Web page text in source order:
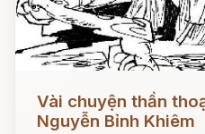
Vài chuyện thần
Nguyễn Bỉnh Khiêm